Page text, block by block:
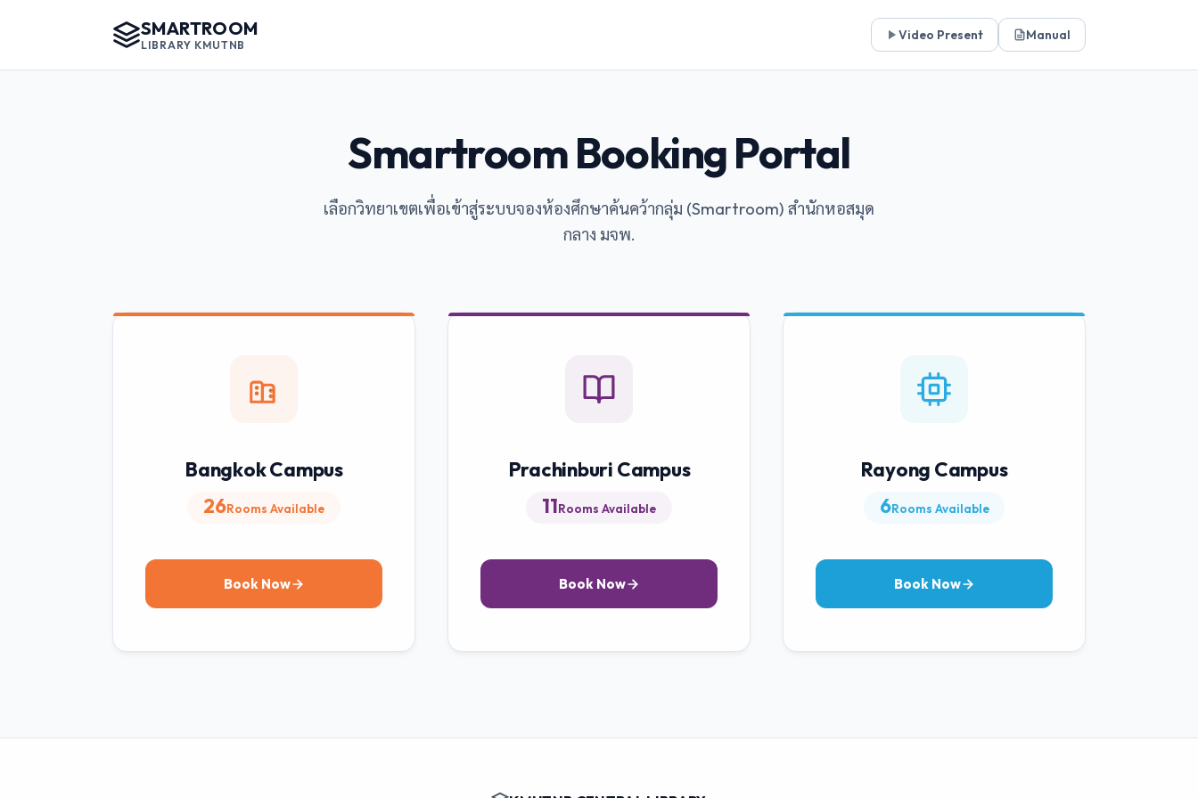
SMARTROOM
LIBRARY KMUTNB
Video Present Manual
Smartroom Booking Portal
เลือกวิทยาเขตเพื่อเข้าสู่ระบบจองห้องศึกษาค้นคว้ากลุ่ม (Smartroom) สำนักหอสมุด
กลาง มจพ.
Bangkok Campus
26Rooms Available
Book Now
Prachinburi Campus
11Rooms Available
Book Now
Rayong Campus
6Rooms Available
Book Now